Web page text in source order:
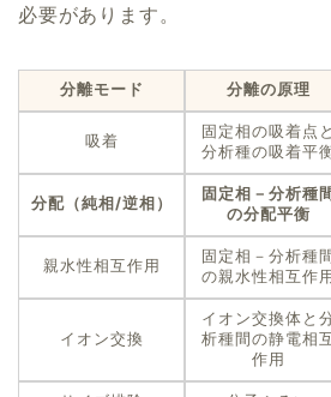
必要があります。
分離モード 分離の原理
吸着
固定相の吸着点と
分析種の吸着平
分配（純相/逆相）
固定相－分析種間
の分配平衡
親水性相互作用
固定相－分析種間
の親水性相互作用
イオン交換
イオン交換体と
析種間の静電相
作用